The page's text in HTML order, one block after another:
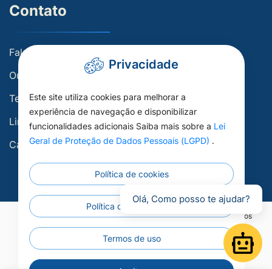
Contato
Fale conosco
Ouvidoria
Telefones Úteis
Links Úteis
Carta de Serviços
©2026 - Prefeitura Municipal de Porto Esperidião - Todos os direitos
reservados.
Privacidade
Este site utiliza cookies para melhorar a
experiência de navegação e disponibilizar
funcionalidades adicionais Saiba mais sobre a Lei
Geral de Proteção de Dados Pessoais (LGPD) .
Política de cookies
Política de privacidade
Termos de uso
Olá, Como posso te ajudar?